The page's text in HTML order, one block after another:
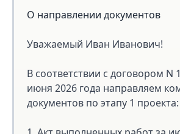
О направлении документов
Уважаемый Иван Иванович!
В соответствии с договором N
июня 2026 года направляем
документов по этапу 1 проекта: